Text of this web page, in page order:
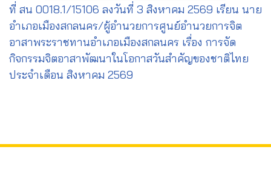
ที่ สน 0018.1/15106 ลงวันที่ 3 สิงหาคม 2569 เรียน นาย
อำเภอเมืองสกลนคร/ผู้อำนวยการศูนย์อำนวยการจิต
อาสาพระราชทานอำเภอเมืองสกลนคร เรื่อง การจัด
กิจกรรมจิตอาสาพัฒนาในโอกาสวันสำคัญของชาติไทย
ประจำเดือน สิงหาคม 2569